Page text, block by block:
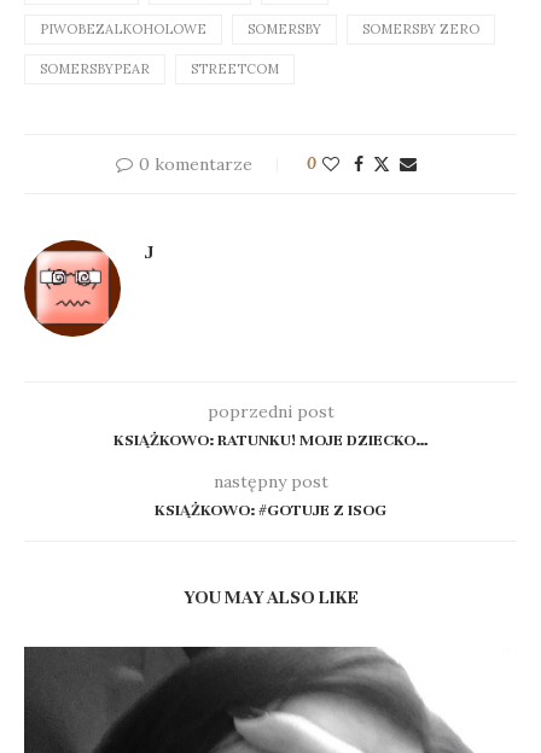
PIWOBEZALKOHOLOWE SOMERSBY SOMERSBY ZERO
SOMERSBYPEAR STREETCOM
0 komentarze 0
J
poprzedni post
KSIĄŻKOWO: RATUNKU! MOJE DZIECKO…
następny post
KSIĄŻKOWO: #GOTUJE Z ISOG
YOU MAY ALSO LIKE